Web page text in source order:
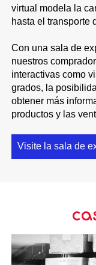
virtual modela la
hasta el transporte
Con una sala de
nuestros
interactivas como
grados, la
obtener más
productos y las
Visite la sala de